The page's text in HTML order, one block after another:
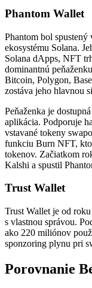
Phantom Wallet
Phantom bol spustený
ekosystému Solana.
Solana dApps, NFT
dominantnú
Bitcoin, Polygon,
zostáva jeho hlavnou
Peňaženka je
aplikácia. Podporuje
vstavané tokeny
funkciu Burn NFT,
tokenov. Začiatkom
Kalshi a spustil
Trust Wallet
Trust Wallet je od
s vlastnou správou.
ako 220 miliónov
sponzoring plynu pri
Porovnanie